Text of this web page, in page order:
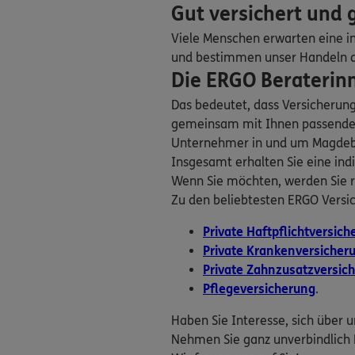
Arndtstr. 33,39108
Homepage
5/5
Sven Graudenz
Wiener Str. 40,
Homepage
Thomas
Rottersdorfer Str. 8,
Homepage
Danny Riediger
(1.6 km)
Homepage
Gut versichert und
Viele Menschen erwarten eine
und bestimmen unser Handeln
Die ERGO
Das bedeutet, dass
gemeinsam mit Ihnen
Unternehmer in und um
Insgesamt erhalten Sie eine
Wenn Sie möchten, werden Sie
Zu den beliebtesten ERGO
Private
Private
Private
Pflegeversicherung.
Haben Sie Interesse, sich über
Nehmen Sie ganz